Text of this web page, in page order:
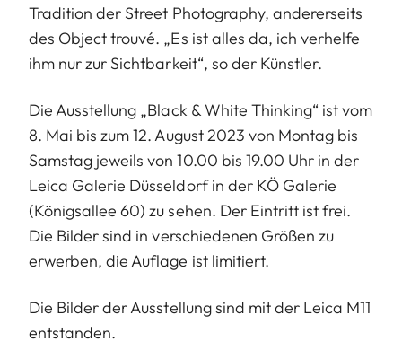
Tradition der Street Photography, andererseits
des Object trouvé. „Es ist alles da, ich verhelfe
ihm nur zur Sichtbarkeit“, so der Künstler.
Die Ausstellung „Black & White Thinking“ ist vom
8. Mai bis zum 12. August 2023 von Montag bis
Samstag jeweils von 10.00 bis 19.00 Uhr in der
Leica Galerie Düsseldorf in der KÖ Galerie
(Königsallee 60) zu sehen. Der Eintritt ist frei.
Die Bilder sind in verschiedenen Größen zu
erwerben, die Auflage ist limitiert.
Die Bilder der Ausstellung sind mit der Leica M11
entstanden.